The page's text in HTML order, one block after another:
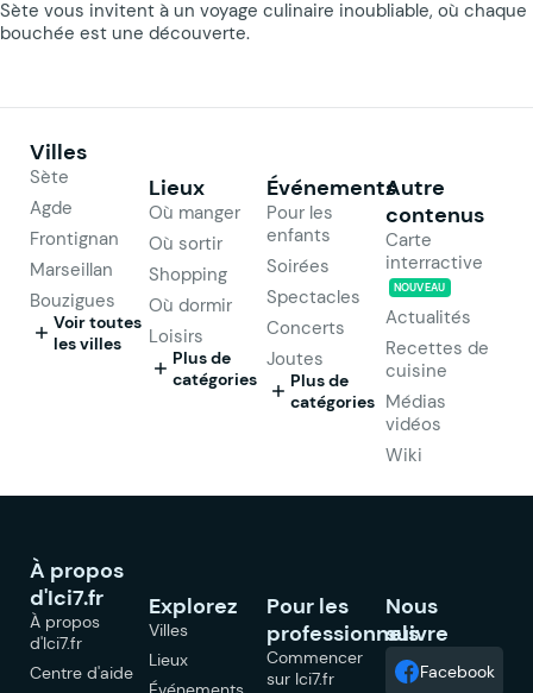
Sète vous invitent à un voyage culinaire inoubliable, où chaque
bouchée est une découverte.
Villes
Sète
Agde
Frontignan
Marseillan
Bouzigues
Voir toutes
les villes
Lieux
Où manger
Où sortir
Shopping
Où dormir
Loisirs
Plus de
catégories
Événements
Pour les
enfants
Soirées
Spectacles
Concerts
Joutes
Plus de
catégories
Autre
contenus
Carte
interractive
NOUVEAU
Actualités
Recettes de
cuisine
Médias
vidéos
Wiki
À propos
d'Ici7.fr
À propos
d'Ici7.fr
Centre d'aide
Explorez
Villes
Lieux
Pour les
professionnels
Commencer
sur Ici7.fr
Nous
suivre
Facebook